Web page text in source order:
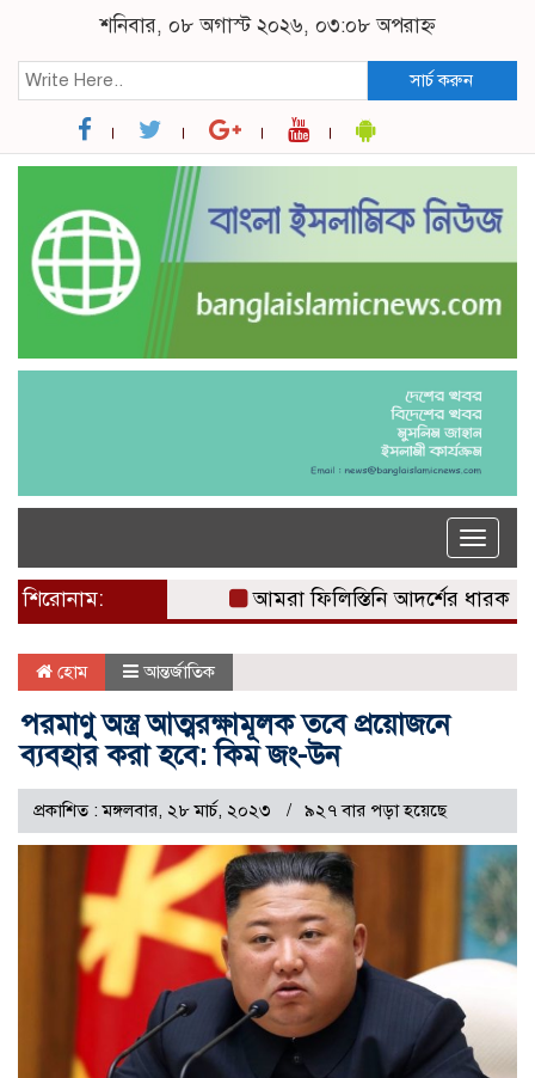
শনিবার, ০৮ অগাস্ট ২০২৬, ০৩:০৮ অপরাহ্ন
সার্চ করুন
Toggle
শিরোনাম: আমরা ফিলিস্তিনি আদর্শের ধারক:
হোম আন্তর্জাতিক
পরমাণু অস্ত্র আত্মরক্ষামূলক তবে প্রয়োজনে
ব্যবহার করা হবে: কিম জং-উন
প্রকাশিত : মঙ্গলবার, ২৮ মার্চ, ২০২৩ ৯২৭ বার পড়া হয়েছে